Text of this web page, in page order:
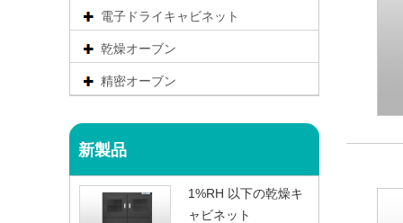
電子ドライキャビネット
乾燥オーブン
精密オーブン
新製品
1%RH 以下の乾燥キ
ャビネット